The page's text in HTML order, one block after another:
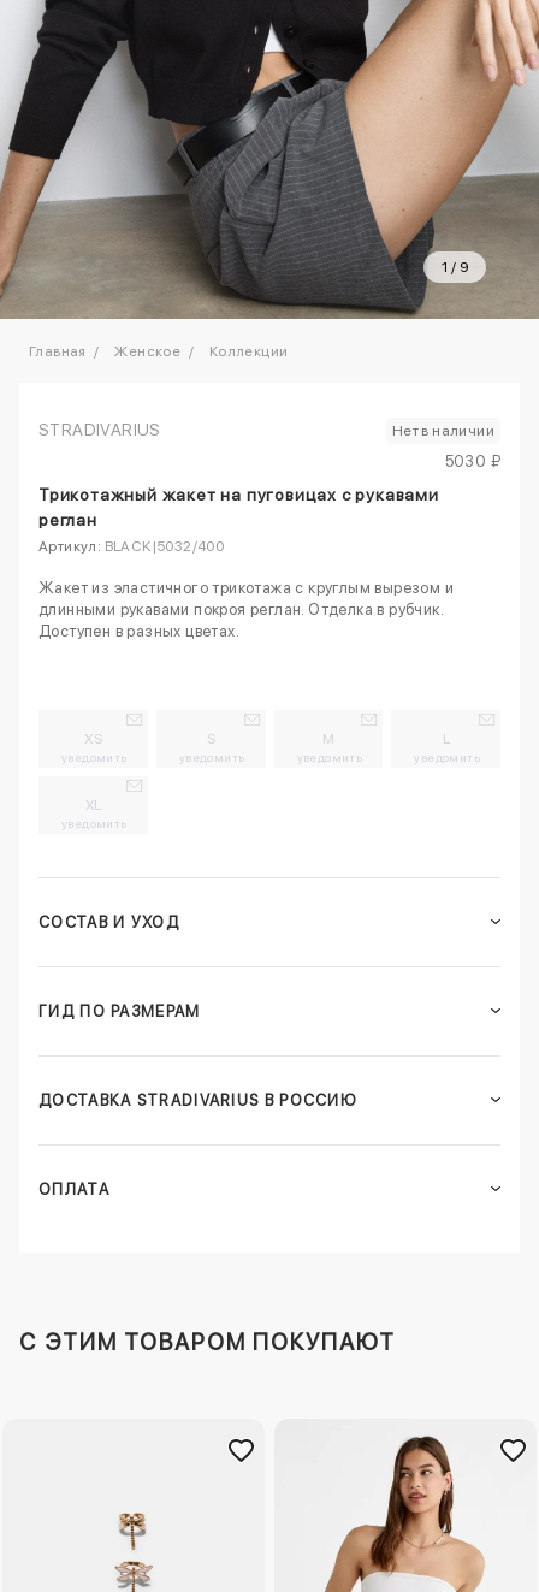
1 / 9
Главная Женское Коллекции
STRADIVARIUS Нет в наличии
5030 ₽
Трикотажный жакет на пуговицах с рукавами
реглан
Артикул: BLACK|5032/400
Жакет из эластичного трикотажа с круглым вырезом и
длинными рукавами покроя реглан. Отделка в рубчик.
Доступен в разных цветах.
XS
уведомить
S
уведомить
M
уведомить
L
уведомить
XL
уведомить
СОСТАВ И УХОД
ГИД ПО РАЗМЕРАМ
ДОСТАВКА STRADIVARIUS В РОССИЮ
ОПЛАТА
C ЭТИМ ТОВАРОМ ПОКУПАЮТ